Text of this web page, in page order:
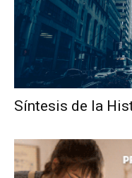
Síntesis de la